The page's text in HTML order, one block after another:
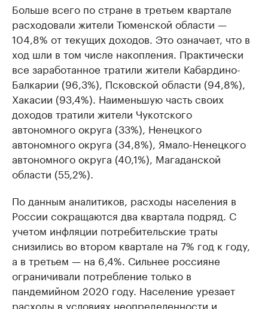
Больше всего по стране в третьем квартале
расходовали жители Тюменской области —
104,8% от текущих доходов. Это означает, что в
ход шли в том числе накопления. Практически
все заработанное тратили жители Кабардино-
Балкарии (96,3%), Псковской области (94,8%),
Хакасии (93,4%). Наименьшую часть своих
доходов тратили жители Чукотского
автономного округа (33%), Ненецкого
автономного округа (34,8%), Ямало-Ненецкого
автономного округа (40,1%), Магаданской
области (55,2%).
По данным аналитиков, расходы населения в
России сокращаются два квартала подряд. С
учетом инфляции потребительские траты
снизились во втором квартале на 7% год к году,
а в третьем — на 6,4%. Сильнее россияне
ограничивали потребление только в
пандемийном 2020 году. Население урезает
расходы в условиях неопределенности и